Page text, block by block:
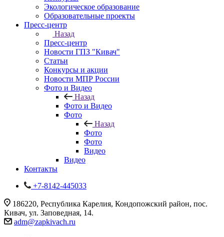
Экологическое образование
Образовательные проекты
Пресс-центр
Назад
Пресс-центр
Новости ГПЗ "Кивач"
Статьи
Конкурсы и акции
Новости МПР России
Фото и Видео
Назад
Фото и Видео
Фото
Назад
Фото
Фото
Видео
Видео
Контакты
+7-8142-445033
186220, Республика Карелия, Кондопожский район, пос.
Кивач, ул. Заповедная, 14.
adm@zapkivach.ru